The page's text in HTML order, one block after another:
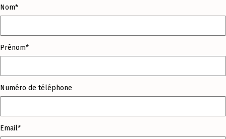
Nom*
Prénom*
Numéro de téléphone
Email*